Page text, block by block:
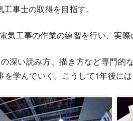
事士の取得を目指す。
気工事の作業の練習を行い、実際
深い読み方、描き方など専門的
を学んでいく。こうして1年後に